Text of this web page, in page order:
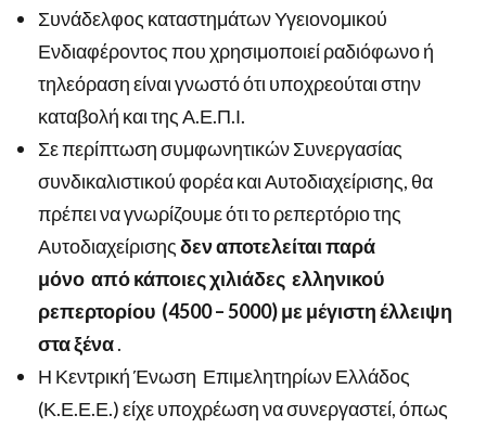
Συνάδελφος καταστημάτων Υγειονομικού
Ενδιαφέροντος που χρησιμοποιεί ραδιόφωνο ή
τηλεόραση είναι γνωστό ότι υποχρεούται στην
καταβολή και της Α.Ε.Π.Ι.
Σε περίπτωση συμφωνητικών Συνεργασίας
συνδικαλιστικού φορέα και Αυτοδιαχείρισης, θα
πρέπει να γνωρίζουμε ότι το ρεπερτόριο της
Αυτοδιαχείρισηςδεν αποτελείται παρά
μόνο από κάποιες χιλιάδες ελληνικού
ρεπερτορίου (4500 – 5000) με μέγιστη έλλειψη
στα ξένα.
Η Κεντρική Ένωση Επιμελητηρίων Ελλάδος
(Κ.Ε.Ε.Ε.) είχε υποχρέωση να συνεργαστεί, όπως